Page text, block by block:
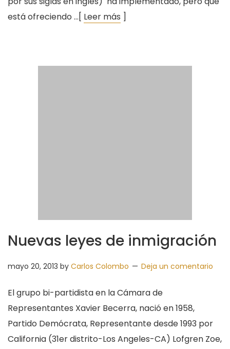
está ofreciendo …[ Leer más ]
Nuevas leyes de inmigración
mayo 20, 2013 by Carlos Colombo Deja un comentario
El grupo bi-partidista en la Cámara de
Representantes Xavier Becerra, nació en 1958,
Partido Demócrata, Representante desde 1993 por
California (31er distrito-Los Angeles-CA) Lofgren Zoe,